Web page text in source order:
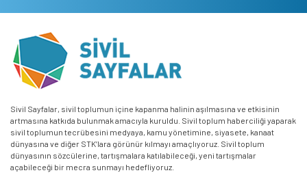
Sivil Sayfalar, sivil toplumun içine kapanma halinin aşılmasına ve etkisinin
artmasına katkıda bulunmak amacıyla kuruldu. Sivil toplum haberciliği yaparak
sivil toplumun tecrübesini medyaya, kamu yönetimine, siyasete, kanaat
dünyasına ve diğer STK’lara görünür kılmayı amaçlıyoruz. Sivil toplum
dünyasının sözcülerine, tartışmalara katılabileceği, yeni tartışmalar
açabileceği bir mecra sunmayı hedefliyoruz.